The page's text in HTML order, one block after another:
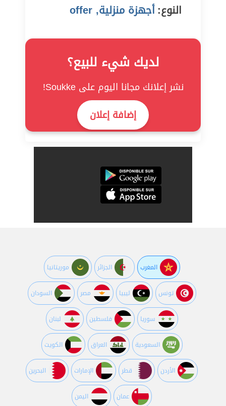
النوع:أجهزة منزلية, offer
لديك شيء للبيع؟
نشر إعلانك مجانا اليوم على Soukke!
إضافة إعلان
المغرب الجزائر موريتانيا
تونس ليبيا مصر السودان
سوريا فلسطين لبنان
السعودية العراق الكويت
اﻷردن قطر اﻹمارات البحرين
عمان اليمن